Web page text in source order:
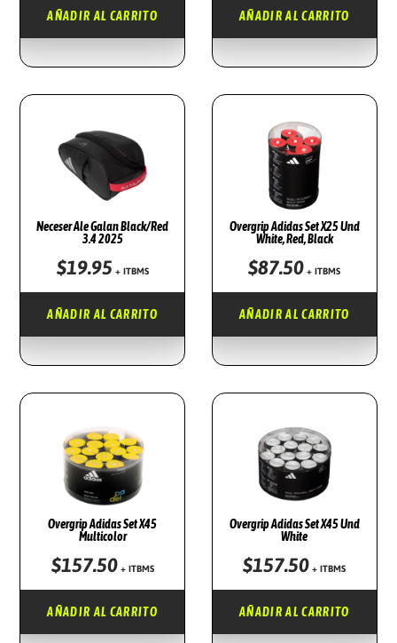
A
L
:
$
4
9
.
5
.
E
S
2
2
6
.
AÑADIR AL CARRITO AÑADIR AL CARRITO
Neceser Ale Galan Black/Red
3.4 2025
$19.95 + ITBMS
AÑADIR AL CARRITO
Overgrip Adidas Set X25 Und
White, Red, Black
$87.50 + ITBMS
AÑADIR AL CARRITO
Overgrip Adidas Set X45
Multicolor
$157.50 + ITBMS
AÑADIR AL CARRITO
Overgrip Adidas Set X45 Und
White
$157.50 + ITBMS
AÑADIR AL CARRITO